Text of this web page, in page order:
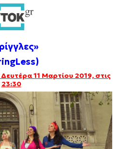
11 Μαρτίου 2019, στις
23:30